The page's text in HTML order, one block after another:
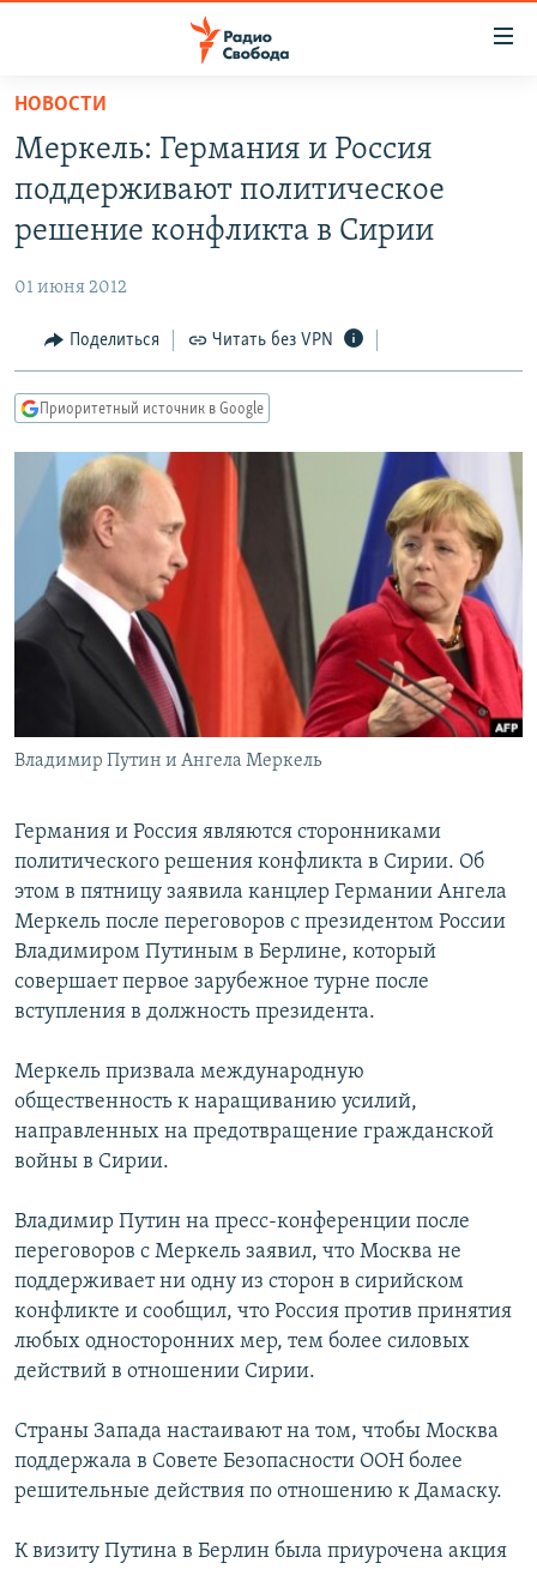
упрощенного
доступа
основному
Вернутся
Вернутся
поиску
ПОДКАСТЫ
АВТОРСКИЕ ПРОЕКТЫ
МНЕНИЯ
КУЛЬТУРА
КАВКАЗ.РЕАЛИИ
СЕВЕР.РЕАЛИИ
СИБИРЬ.РЕАЛИИ
РАСПИСАНИЕ ВЕЩАНИЯ
ПОДПИШИТЕСЬ НА РАССЫЛКУ
СОЦИАЛЬНЫЕ СЕТИ
Все сайты РСЕ/РС
НОВОСТИ
Меркель: Германия и Россия
поддерживают политическое
решение конфликта в Сирии
01 июня 2012
Поделиться Читать без VPN
Приоритетный источник в Google
Владимир Путин и Ангела Меркель
Германия и Россия являются сторонниками
политического решения конфликта в Сирии. Об
этом в пятницу заявила канцлер Германии Ангела
Меркель после переговоров с президентом России
Владимиром Путиным в Берлине, который
совершает первое зарубежное турне после
вступления в должность президента.
Меркель призвала международную
общественность к наращиванию усилий,
направленных на предотвращение гражданской
войны в Сирии.
Владимир Путин на пресс-конференции после
переговоров с Меркель заявил, что Москва не
поддерживает ни одну из сторон в сирийском
конфликте и сообщил, что Россия против принятия
любых односторонних мер, тем более силовых
действий в отношении Сирии.
Страны Запада настаивают на том, чтобы Москва
поддержала в Совете Безопасности ООН более
решительные действия по отношению к Дамаску.
К визиту Путина в Берлин была приурочена акция